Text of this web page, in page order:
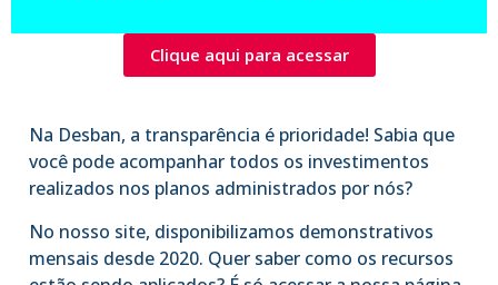
Clique aqui para acessar
Na Desban, a transparência é prioridade! Sabia que
você pode acompanhar todos os investimentos
realizados nos planos administrados por nós?
No nosso site, disponibilizamos demonstrativos
mensais desde 2020. Quer saber como os recursos